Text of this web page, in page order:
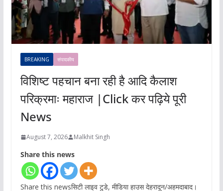
BREAKING संपादकीय
विशिष्ट पहचान बना रही है आदि कैलाश
परिक्रमाः महाराज |Click कर पढ़िये पूरी
News
August 7, 2026 Malkhit Singh
Share this news
Share this newsसिटी लाइव टुडे, मीडिया हाउस देहरादून/अहमदाबाद।